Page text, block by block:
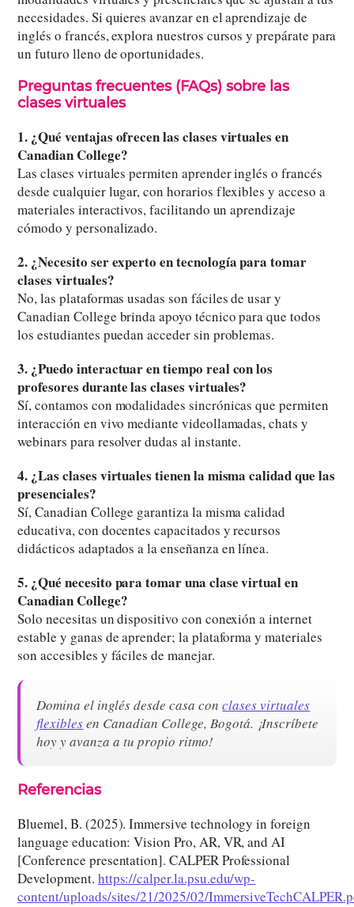
necesidades. Si quieres avanzar en el aprendizaje de
inglés o francés, explora nuestros cursos y prepárate para
un futuro lleno de oportunidades.
Preguntas frecuentes (FAQs) sobre las
clases virtuales
1. ¿Qué ventajas ofrecen las clases virtuales en
Canadian College?
Las clases virtuales permiten aprender inglés o francés
desde cualquier lugar, con horarios flexibles y acceso a
materiales interactivos, facilitando un aprendizaje
cómodo y personalizado.
2. ¿Necesito ser experto en tecnología para tomar
clases virtuales?
No, las plataformas usadas son fáciles de usar y
Canadian College brinda apoyo técnico para que todos
los estudiantes puedan acceder sin problemas.
3. ¿Puedo interactuar en tiempo real con los
profesores durante las clases virtuales?
Sí, contamos con modalidades sincrónicas que permiten
interacción en vivo mediante videollamadas, chats y
webinars para resolver dudas al instante.
4. ¿Las clases virtuales tienen la misma calidad que las
presenciales?
Sí, Canadian College garantiza la misma calidad
educativa, con docentes capacitados y recursos
didácticos adaptados a la enseñanza en línea.
5. ¿Qué necesito para tomar una clase virtual en
Canadian College?
Solo necesitas un dispositivo con conexión a internet
estable y ganas de aprender; la plataforma y materiales
son accesibles y fáciles de manejar.
Domina el inglés desde casa conclases virtuales
flexiblesen Canadian College, Bogotá. ¡Inscríbete
hoy y avanza a tu propio ritmo!
Referencias
Bluemel, B. (2025). Immersive technology in foreign
language education: Vision Pro, AR, VR, and AI
[Conference presentation]. CALPER Professional
Development. https://calper.la.psu.edu/wp-
content/uploads/sites/21/2025/02/